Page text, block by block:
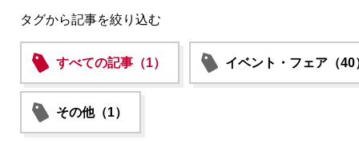
タグから記事を絞り込む
すべての記事（1） イベント・フェア（40
その他（1）